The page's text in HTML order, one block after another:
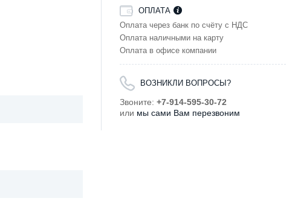
ОПЛАТА
Оплата через банк по счёту с НДС
Оплата наличными на карту
Оплата в офисе компании
ВОЗНИКЛИ ВОПРОСЫ?
Звоните: +7-914-595-30-72
или мы сами Вам перезвоним